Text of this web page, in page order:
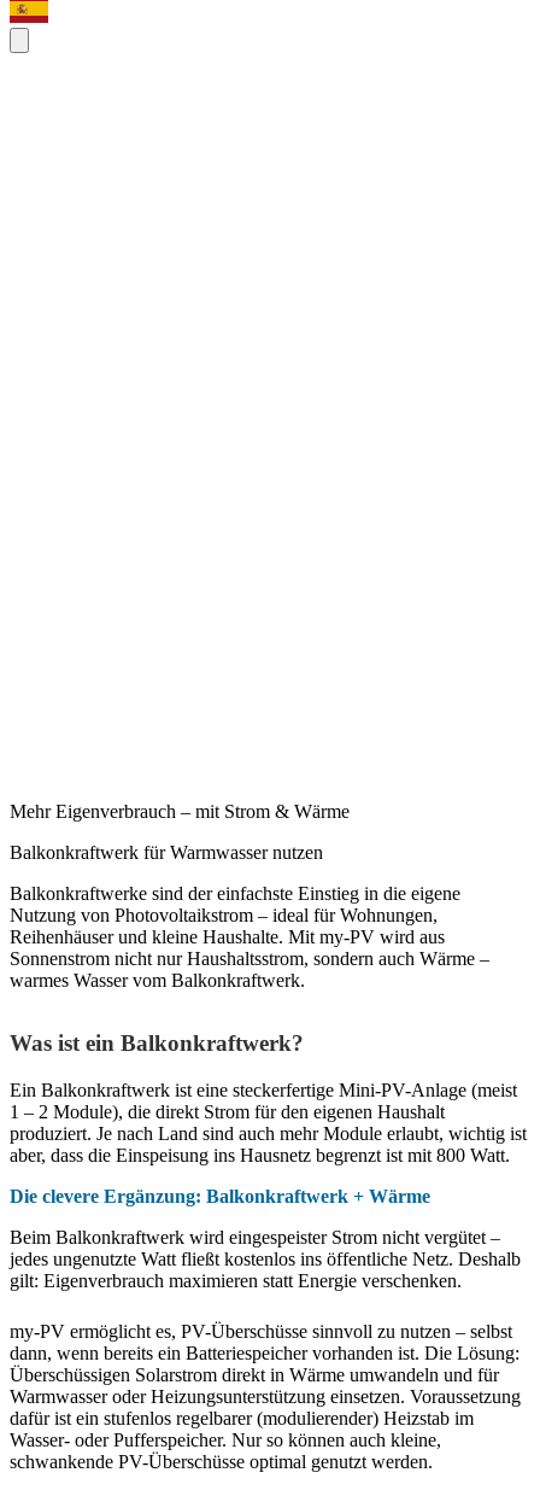
Mehr Eigenverbrauch – mit Strom & Wärme
Balkonkraftwerk für Warmwasser nutzen
Balkonkraftwerke sind der einfachste Einstieg in die eigene
Nutzung von Photovoltaikstrom – ideal für Wohnungen,
Reihenhäuser und kleine Haushalte. Mit my-PV wird aus
Sonnenstrom nicht nur Haushaltsstrom, sondern auch Wärme –
warmes Wasser vom Balkonkraftwerk.
Was ist ein Balkonkraftwerk?
Ein Balkonkraftwerk ist eine steckerfertige Mini-PV-Anlage (meist
1 – 2 Module), die direkt Strom für den eigenen Haushalt
produziert. Je nach Land sind auch mehr Module erlaubt, wichtig ist
aber, dass die Einspeisung ins Hausnetz begrenzt ist mit 800 Watt.
Die clevere Ergänzung: Balkonkraftwerk + Wärme
Beim Balkonkraftwerk wird eingespeister Strom nicht vergütet –
jedes ungenutzte Watt fließt kostenlos ins öffentliche Netz. Deshalb
gilt: Eigenverbrauch maximieren statt Energie verschenken.
my-PV ermöglicht es, PV-Überschüsse sinnvoll zu nutzen – selbst
dann, wenn bereits ein Batteriespeicher vorhanden ist. Die Lösung:
Überschüssigen Solarstrom direkt in Wärme umwandeln und für
Warmwasser oder Heizungsunterstützung einsetzen. Voraussetzung
dafür ist ein stufenlos regelbarer (modulierender) Heizstab im
Wasser- oder Pufferspeicher. Nur so können auch kleine,
schwankende PV-Überschüsse optimal genutzt werden.